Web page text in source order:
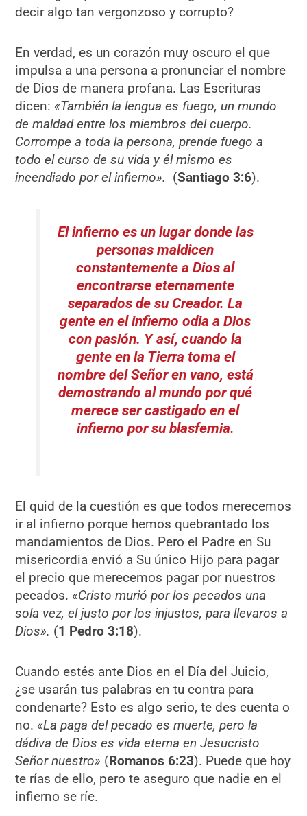
decir algo tan vergonzoso y corrupto?
En verdad, es un corazón muy oscuro el que
impulsa a una persona a pronunciar el nombre
de Dios de manera profana. Las Escrituras
dicen: «También la lengua es fuego, un mundo
de maldad entre los miembros del cuerpo.
Corrompe a toda la persona, prende fuego a
todo el curso de su vida y él mismo es
incendiado por el infierno». (Santiago 3:6).
El infierno es un lugar donde las
personas maldicen
constantemente a Dios al
encontrarse eternamente
separados de su Creador. La
gente en el infierno odia a Dios
con pasión. Y así, cuando la
gente en la Tierra toma el
nombre del Señor en vano, está
demostrando al mundo por qué
merece ser castigado en el
infierno por su blasfemia.
El quid de la cuestión es que todos merecemos
ir al infierno porque hemos quebrantado los
mandamientos de Dios. Pero el Padre en Su
misericordia envió a Su único Hijo para pagar
el precio que merecemos pagar por nuestros
pecados. «Cristo murió por los pecados una
sola vez, el justo por los injustos, para llevaros a
Dios». (1 Pedro 3:18).
Cuando estés ante Dios en el Día del Juicio,
¿se usarán tus palabras en tu contra para
condenarte? Esto es algo serio, te des cuenta o
no. «La paga del pecado es muerte, pero la
dádiva de Dios es vida eterna en Jesucristo
Señor nuestro» (Romanos 6:23). Puede que hoy
te rías de ello, pero te aseguro que nadie en el
infierno se ríe.